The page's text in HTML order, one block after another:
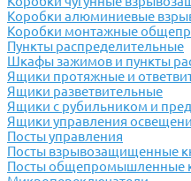
Коробки алюминиевые
Коробки монтажные
Пункты распределительные
Шкафы зажимов и пункты
Ящики протяжные и
Ящики разветвительные
Ящики с рубильником и
Ящики управления
Посты управления
Посты взрывозащищенные
Посты общепромышленные